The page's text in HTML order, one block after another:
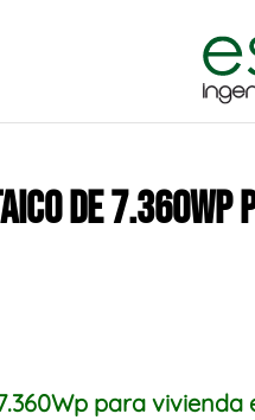
DE 7.360WP
para vivienda